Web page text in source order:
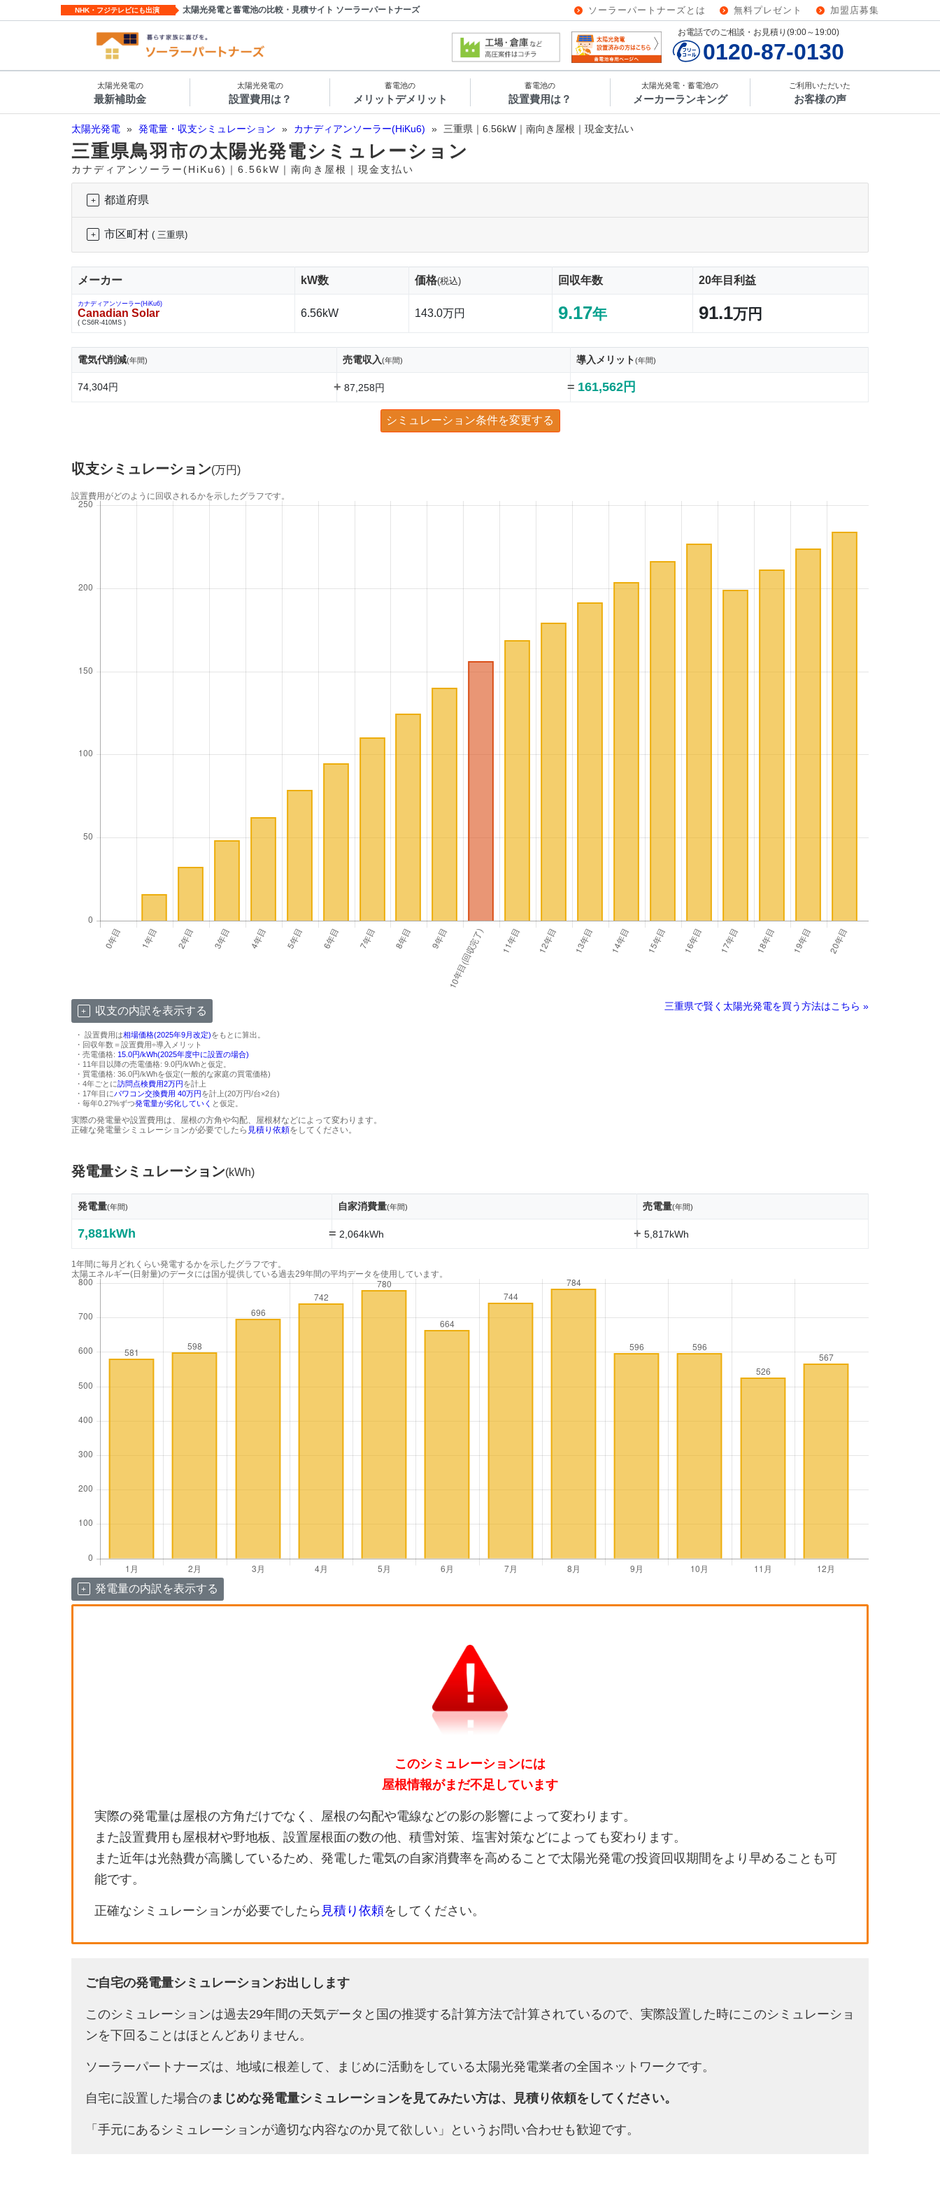
NHK・フジテレビにも出演 太陽光発電と蓄電池の比較・見積サイト ソーラーパートナーズ ソーラーパートナーズとは 無料プレゼント 加盟店募集
お電話でのご相談・お見積り(9:00～19:00)
0120-87-0130
太陽光発電の
最新補助金
太陽光発電の
設置費用は？
蓄電池の
メリットデメリット
蓄電池の
設置費用は？
太陽光発電・蓄電池の
メーカーランキング
ご利用いただいた
お客様の声
太陽光発電 » 発電量・収支シミュレーション » カナディアンソーラー(HiKu6) » 三重県｜6.56kW｜南向き屋根｜現金支払い
三重県鳥羽市の太陽光発電シミュレーション
カナディアンソーラー(HiKu6)｜6.56kW｜南向き屋根｜現金支払い
都道府県
市区町村 ( 三重県)
メーカー kW数 価格(税込) 回収年数 20年目利益
カナディアンソーラー(HiKu6)
Canadian Solar
( CS6R-410MS )
6.56kW 143.0万円 9.17年 91.1万円
電気代削減(年間) 売電収入(年間) 導入メリット(年間)
74,304円 + 87,258円 = 161,562円
シミュレーション条件を変更する
収支シミュレーション(万円)
設置費用がどのように回収されるかを示したグラフです。
収支の内訳を表示する 三重県で賢く太陽光発電を買う方法はこちら »
・ 設置費用は相場価格(2025年9月改定)をもとに算出。
・回収年数＝設置費用÷導入メリット
・売電価格: 15.0円/kWh(2025年度中に設置の場合)
・11年目以降の売電価格: 9.0円/kWhと仮定。
・買電価格: 36.0円/kWhを仮定(一般的な家庭の買電価格)
・4年ごとに訪問点検費用2万円を計上
・17年目にパワコン交換費用 40万円を計上(20万円/台×2台)
・毎年0.27%ずつ発電量が劣化していく と仮定。
実際の発電量や設置費用は、屋根の方角や勾配、屋根材などによって変わります。
正確な発電量シミュレーションが必要でしたら 見積り依頼をしてください。
発電量シミュレーション(kWh)
発電量(年間) 自家消費量(年間) 売電量(年間)
7,881kWh = 2,064kWh + 5,817kWh
1年間に毎月どれくらい発電するかを示したグラフです。
太陽エネルギー(日射量)のデータには国が提供している過去29年間の平均データを使用しています。
発電量の内訳を表示する
このシミュレーションには
屋根情報がまだ不足しています
実際の発電量は屋根の方角だけでなく、屋根の勾配や電線などの影の影響によって変わります。
また設置費用も屋根材や野地板、設置屋根面の数の他、積雪対策、塩害対策などによっても変わります。
また近年は光熱費が高騰しているため、発電した電気の自家消費率を高めることで太陽光発電の投資回収期間をより早めることも可
能です。
正確なシミュレーションが必要でしたら 見積り依頼をしてください。
ご自宅の発電量シミュレーションお出しします
このシミュレーションは過去29年間の天気データと国の推奨する計算方法で計算されているので、実際設置した時にこのシミュレーショ
ンを下回ることはほとんどありません。
ソーラーパートナーズは、地域に根差して、まじめに活動をしている太陽光発電業者の全国ネットワークです。
自宅に設置した場合のまじめな発電量シミュレーションを見てみたい方は、見積り依頼をしてください。
「手元にあるシミュレーションが適切な内容なのか見て欲しい」というお問い合わせも歓迎です。